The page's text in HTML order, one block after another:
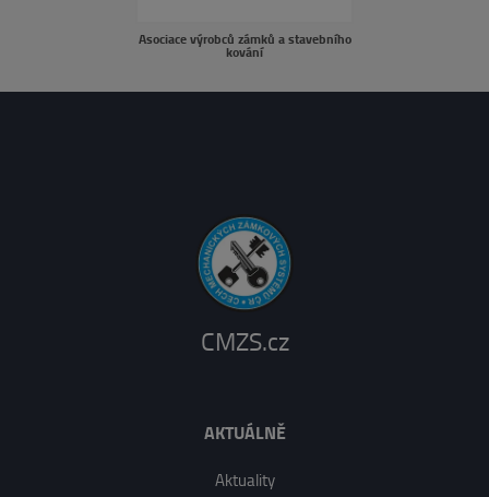
Asociace výrobců zámků a stavebního
kování
CMZS.cz
AKTUÁLNĚ
Aktuality